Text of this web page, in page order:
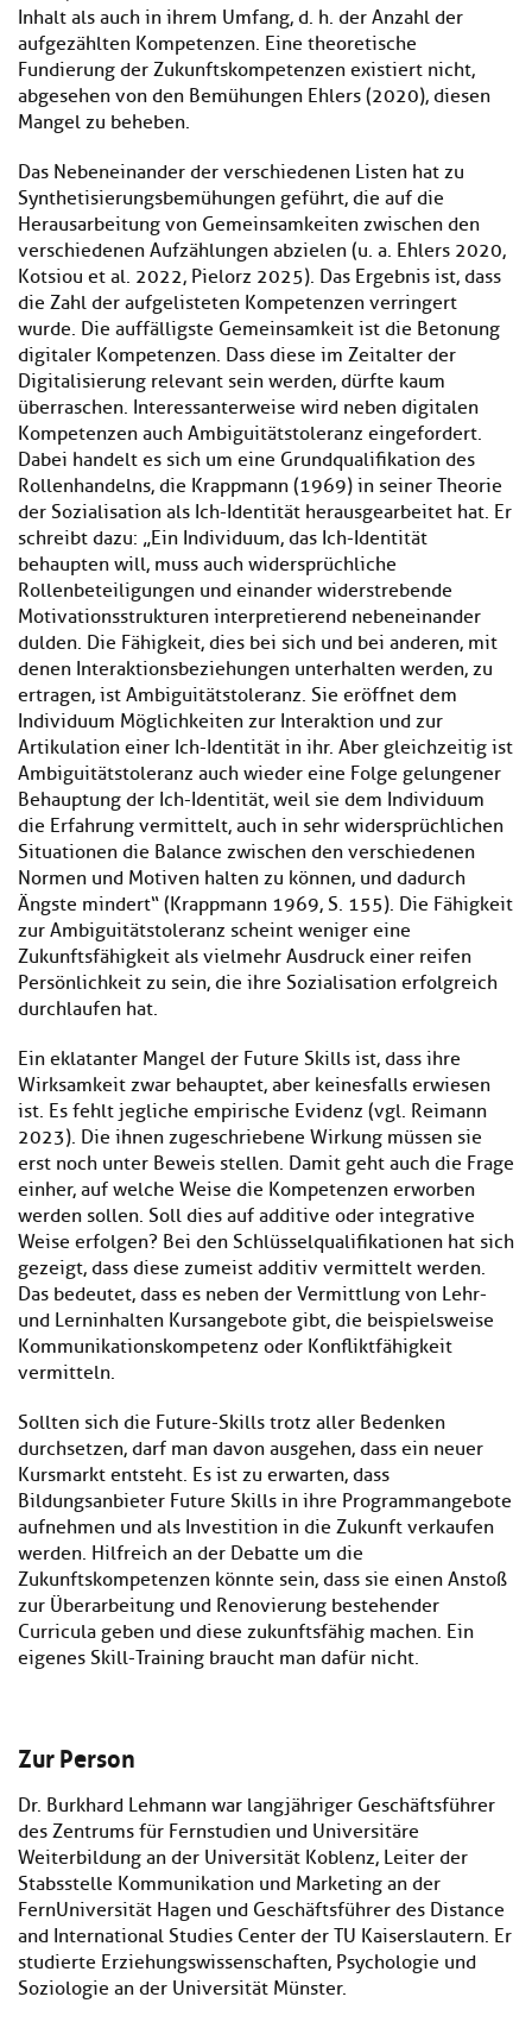
Inhalt als auch in ihrem Umfang, d. h. der Anzahl der
aufgezählten Kompetenzen. Eine theoretische
Fundierung der Zukunftskompetenzen existiert nicht,
abgesehen von den Bemühungen Ehlers (2020), diesen
Mangel zu beheben.
Das Nebeneinander der verschiedenen Listen hat zu
Synthetisierungsbemühungen geführt, die auf die
Herausarbeitung von Gemeinsamkeiten zwischen den
verschiedenen Aufzählungen abzielen (u. a. Ehlers 2020,
Kotsiou et al. 2022, Pielorz 2025). Das Ergebnis ist, dass
die Zahl der aufgelisteten Kompetenzen verringert
wurde. Die auffälligste Gemeinsamkeit ist die Betonung
digitaler Kompetenzen. Dass diese im Zeitalter der
Digitalisierung relevant sein werden, dürfte kaum
überraschen. Interessanterweise wird neben digitalen
Kompetenzen auch Ambiguitätstoleranz eingefordert.
Dabei handelt es sich um eine Grundqualifikation des
Rollenhandelns, die Krappmann (1969) in seiner Theorie
der Sozialisation als Ich-Identität herausgearbeitet hat. Er
schreibt dazu: „Ein Individuum, das Ich-Identität
behaupten will, muss auch widersprüchliche
Rollenbeteiligungen und einander widerstrebende
Motivationsstrukturen interpretierend nebeneinander
dulden. Die Fähigkeit, dies bei sich und bei anderen, mit
denen Interaktionsbeziehungen unterhalten werden, zu
ertragen, ist Ambiguitätstoleranz. Sie eröffnet dem
Individuum Möglichkeiten zur Interaktion und zur
Artikulation einer Ich-Identität in ihr. Aber gleichzeitig ist
Ambiguitätstoleranz auch wieder eine Folge gelungener
Behauptung der Ich-Identität, weil sie dem Individuum
die Erfahrung vermittelt, auch in sehr widersprüchlichen
Situationen die Balance zwischen den verschiedenen
Normen und Motiven halten zu können, und dadurch
Ängste mindert“ (Krappmann 1969, S. 155). Die Fähigkeit
zur Ambiguitätstoleranz scheint weniger eine
Zukunftsfähigkeit als vielmehr Ausdruck einer reifen
Persönlichkeit zu sein, die ihre Sozialisation erfolgreich
durchlaufen hat.
Ein eklatanter Mangel der Future Skills ist, dass ihre
Wirksamkeit zwar behauptet, aber keinesfalls erwiesen
ist. Es fehlt jegliche empirische Evidenz (vgl. Reimann
2023). Die ihnen zugeschriebene Wirkung müssen sie
erst noch unter Beweis stellen. Damit geht auch die Frage
einher, auf welche Weise die Kompetenzen erworben
werden sollen. Soll dies auf additive oder integrative
Weise erfolgen? Bei den Schlüsselqualifikationen hat sich
gezeigt, dass diese zumeist additiv vermittelt werden.
Das bedeutet, dass es neben der Vermittlung von Lehr-
und Lerninhalten Kursangebote gibt, die beispielsweise
Kommunikationskompetenz oder Konfliktfähigkeit
vermitteln.
Sollten sich die Future-Skills trotz aller Bedenken
durchsetzen, darf man davon ausgehen, dass ein neuer
Kursmarkt entsteht. Es ist zu erwarten, dass
Bildungsanbieter Future Skills in ihre Programmangebote
aufnehmen und als Investition in die Zukunft verkaufen
werden. Hilfreich an der Debatte um die
Zukunftskompetenzen könnte sein, dass sie einen Anstoß
zur Überarbeitung und Renovierung bestehender
Curricula geben und diese zukunftsfähig machen. Ein
eigenes Skill-Training braucht man dafür nicht.
Zur Person
Dr. Burkhard Lehmann war langjähriger Geschäftsführer
des Zentrums für Fernstudien und Universitäre
Weiterbildung an der Universität Koblenz, Leiter der
Stabsstelle Kommunikation und Marketing an der
FernUniversität Hagen und Geschäftsführer des Distance
and International Studies Center der TU Kaiserslautern. Er
studierte Erziehungswissenschaften, Psychologie und
Soziologie an der Universität Münster.